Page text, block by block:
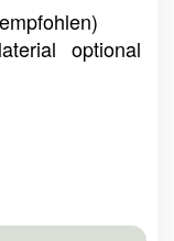
optional